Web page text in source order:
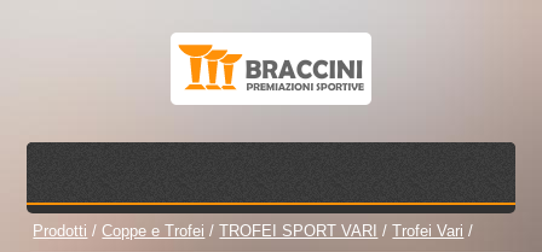
Prodotti /Coppe e Trofei /TROFEI SPORT VARI /Trofei Vari /